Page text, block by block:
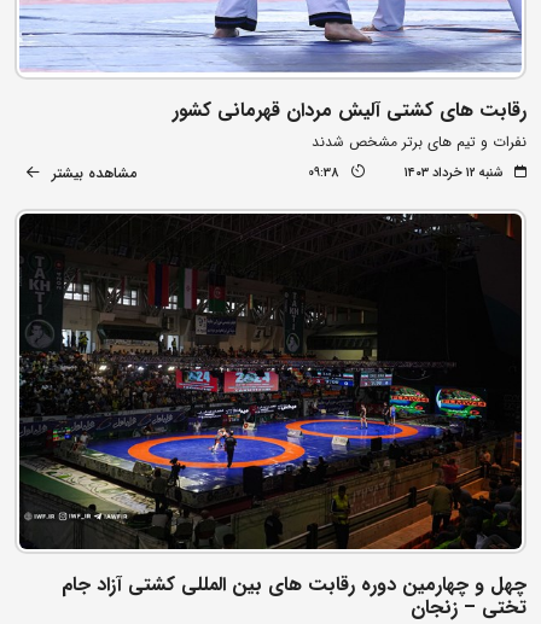
رقابت های کشتی آلیش مردان قهرمانی کشور
نفرات و تیم های برتر مشخص شدند
شنبه ۱۲ خرداد ۱۴۰۳ 09:38 مشاهده بیشتر
چهل و چهارمین دوره رقابت های بین المللی کشتی آزاد جام
تختی – زنجان